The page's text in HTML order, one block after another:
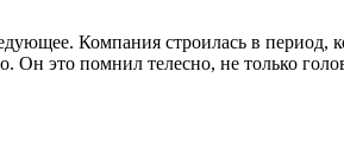
Компания строилась в
Он это помнил телесно, не только